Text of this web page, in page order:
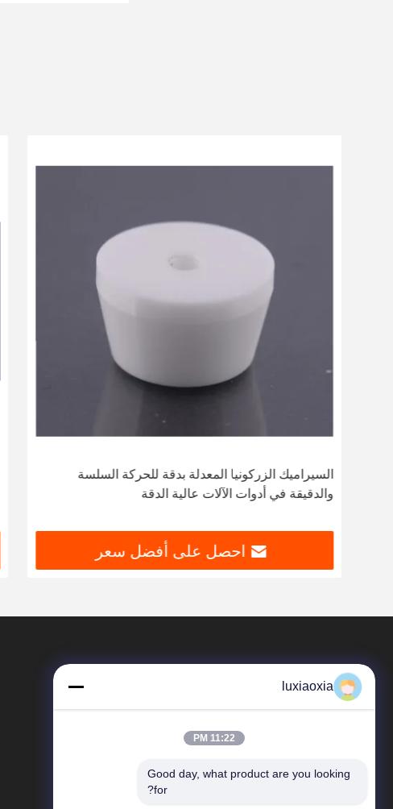
السيراميك الزركونيا المعدلة بدقة للحركة السلسة
والدقيقة في أدوات الآلات عالية الدقة
احصل على أفضل سعر
المنتجات
luxiaoxia
11:22 PM
Good day, what product are you looking
for?